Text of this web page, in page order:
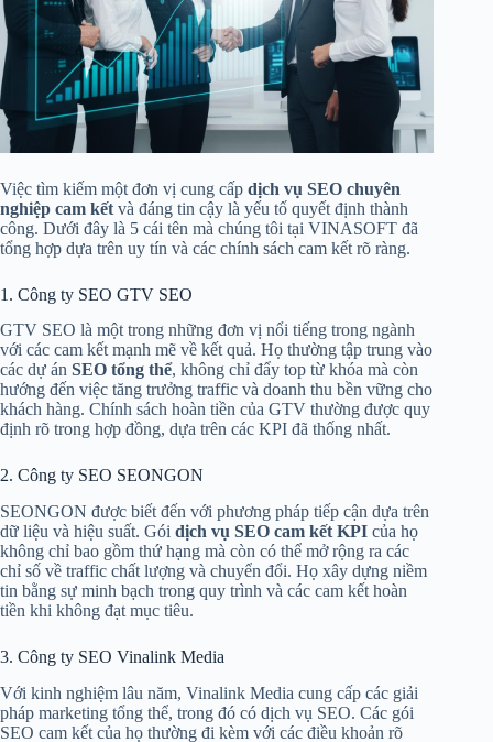
Việc tìm kiếm một đơn vị cung cấp dịch vụ SEO chuyên
nghiệp cam kết và đáng tin cậy là yếu tố quyết định thành
công. Dưới đây là 5 cái tên mà chúng tôi tại VINASOFT đã
tổng hợp dựa trên uy tín và các chính sách cam kết rõ ràng.
1. Công ty SEO GTV SEO
GTV SEO là một trong những đơn vị nổi tiếng trong ngành
với các cam kết mạnh mẽ về kết quả. Họ thường tập trung vào
các dự án SEO tổng thể, không chỉ đẩy top từ khóa mà còn
hướng đến việc tăng trưởng traffic và doanh thu bền vững cho
khách hàng. Chính sách hoàn tiền của GTV thường được quy
định rõ trong hợp đồng, dựa trên các KPI đã thống nhất.
2. Công ty SEO SEONGON
SEONGON được biết đến với phương pháp tiếp cận dựa trên
dữ liệu và hiệu suất. Gói dịch vụ SEO cam kết KPI của họ
không chỉ bao gồm thứ hạng mà còn có thể mở rộng ra các
chỉ số về traffic chất lượng và chuyển đổi. Họ xây dựng niềm
tin bằng sự minh bạch trong quy trình và các cam kết hoàn
tiền khi không đạt mục tiêu.
3. Công ty SEO Vinalink Media
Với kinh nghiệm lâu năm, Vinalink Media cung cấp các giải
pháp marketing tổng thể, trong đó có dịch vụ SEO. Các gói
SEO cam kết của họ thường đi kèm với các điều khoản rõ